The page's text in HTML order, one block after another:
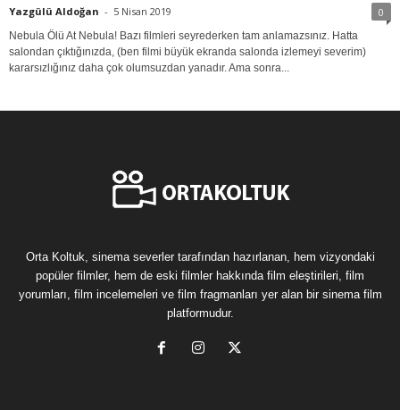
Yazgülü Aldoğan - 5 Nisan 2019 0
Nebula Ölü At Nebula! Bazı filmleri seyrederken tam anlamazsınız. Hatta
salondan çıktığınızda, (ben filmi büyük ekranda salonda izlemeyi severim)
kararsızlığınız daha çok olumsuzdan yanadır. Ama sonra...
Orta Koltuk, sinema severler tarafından hazırlanan, hem vizyondaki
popüler filmler, hem de eski filmler hakkında film eleştirileri, film
yorumları, film incelemeleri ve film fragmanları yer alan bir sinema film
platformudur.